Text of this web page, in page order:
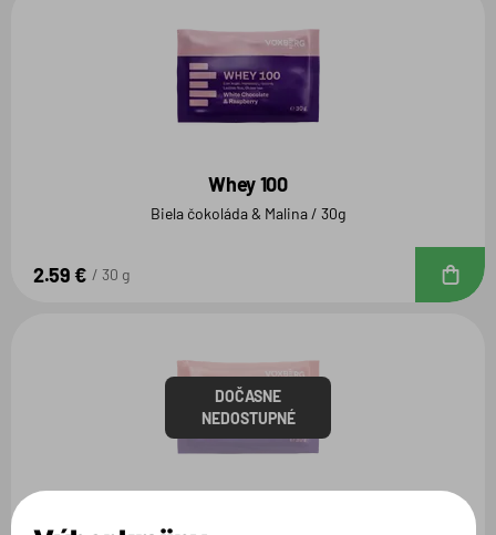
Whey 100
Biela čokoláda & Malina / 30g
2.59 € 30 g
DOČASNE
NEDOSTUPNÉ